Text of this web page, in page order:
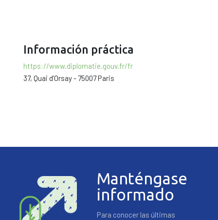
Información práctica
https://www.diplomatie.gouv.fr/fr
37, Quai d’Orsay - 75007 Paris
Manténgase
informado
Para conocer las últimas